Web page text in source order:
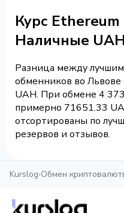
Курс Ethereum
Наличные UAH
Разница между
обменников во Львове
UAH. При обмене 4
примерно 71651.33
отсортированы по
резервов и отзывов.
Kurslog›Обмен